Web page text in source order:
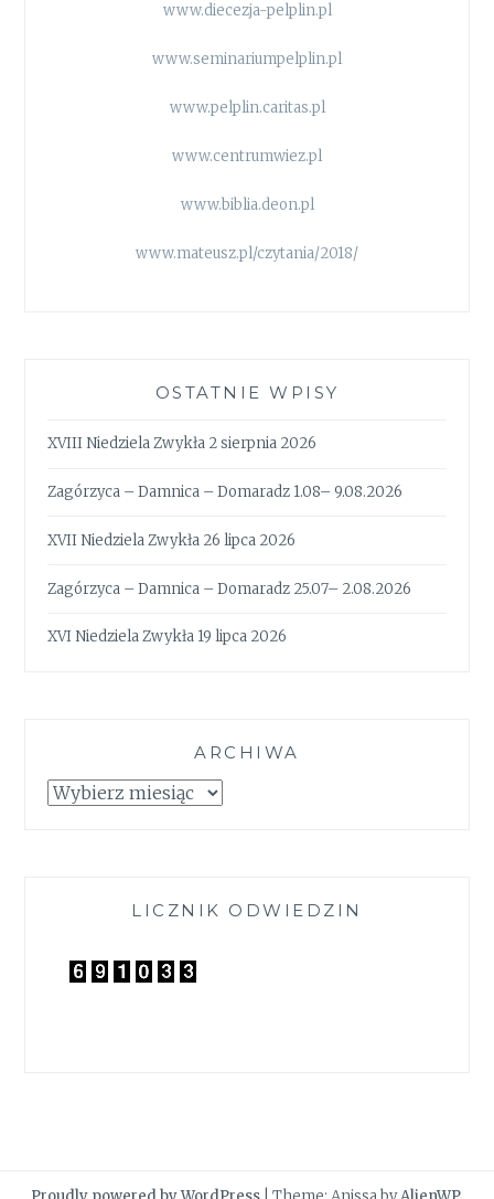
www.diecezja-pelplin.pl
www.seminariumpelplin.pl
www.pelplin.caritas.pl
www.centrumwiez.pl
www.biblia.deon.pl
www.mateusz.pl/czytania/2018/
OSTATNIE WPISY
XVIII Niedziela Zwykła 2 sierpnia 2026
Zagórzyca – Damnica – Domaradz 1.08– 9.08.2026
XVII Niedziela Zwykła 26 lipca 2026
Zagórzyca – Damnica – Domaradz 25.07– 2.08.2026
XVI Niedziela Zwykła 19 lipca 2026
ARCHIWA
Archiwa
LICZNIK ODWIEDZIN